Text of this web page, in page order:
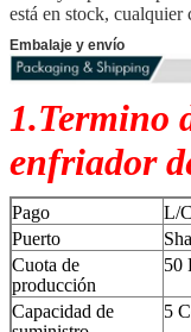
está en stock, cualquier
Embalaje y envío
1.Termino
enfriador
Pago
L/
Puerto
Cuota de
producción
50
Capacidad de
5